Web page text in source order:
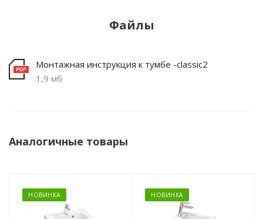
Файлы
Монтажная инструкция к тумбе -classic2
1,9 мб
Аналогичные товары
НОВИНКА НОВИНКА